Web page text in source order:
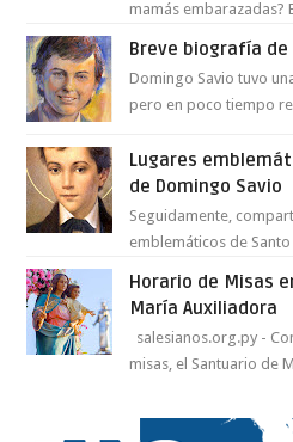
mamás embarazadas?
el Oratorio en Turín, un
Breve biografía de
Domingo Savio tuvo
pero en poco tiempo
Espíritu Santo y fr...
Lugares
de Domingo Savio
Seguidamente,
emblemáticos de
Bosco». San Giovann...
Horario de Misas
María Auxiliadora
salesianos.org.py -
misas, el Santuario de
Santa Patr...